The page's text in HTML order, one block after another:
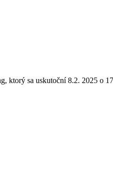
ktorý sa uskutoční 8.2. 2025 o